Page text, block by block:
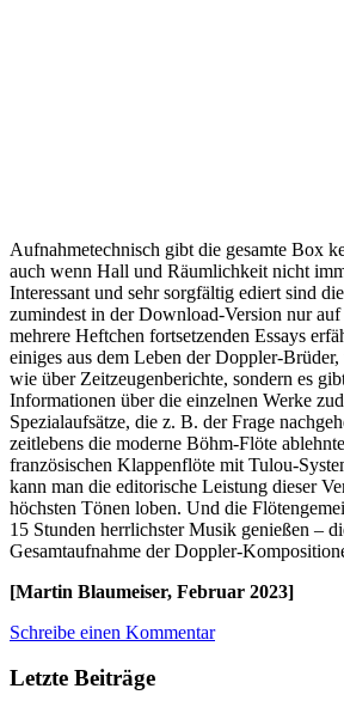
Aufnahmetechnisch gibt die gesamte Box
auch wenn Hall und Räumlichkeit nicht
Interessant und sehr sorgfältig ediert sind
zumindest in der Download-Version nur
mehrere Heftchen fortsetzenden Essays
einiges aus dem Leben der Doppler-
wie über Zeitzeugenberichte, sondern es
Informationen über die einzelnen Werke
Spezialaufsätze, die z. B. der Frage
zeitlebens die moderne Böhm-Flöte
französischen Klappenflöte mit Tulou-
kann man die editorische Leistung dieser
höchsten Tönen loben. Und die
15 Stunden herrlichster Musik genießen –
Gesamtaufnahme der Doppler-
[Martin Blaumeiser, Februar 2023]
Schreibe einen Kommentar
Letzte Beiträge